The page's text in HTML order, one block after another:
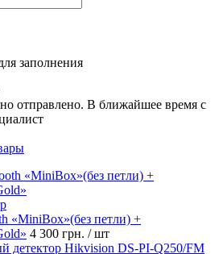
заполнения
отправлено. В ближайшее время с
«MiniBox»(без петли) +
4 300 грн. / шт